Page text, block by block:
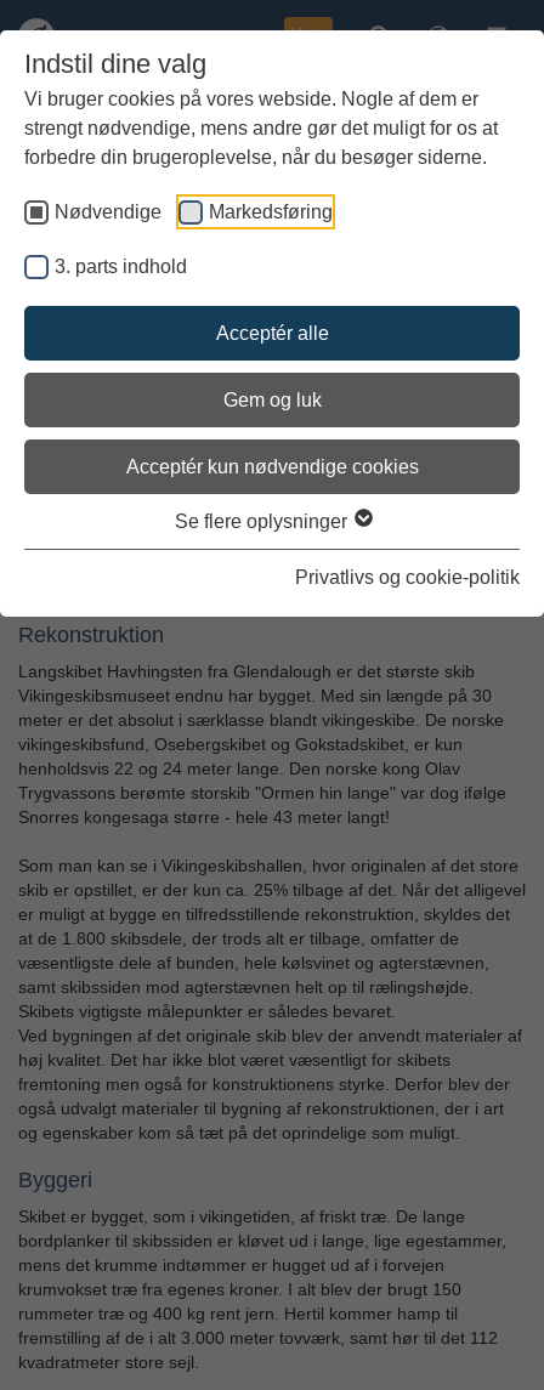
Indstil dine valg
Vi bruger cookies på vores webside. Nogle af dem er
strengt nødvendige, mens andre gør det muligt for os at
forbedre din brugeroplevelse, når du besøger siderne.
Nødvendige Markedsføring
3. parts indhold
Acceptér alle
Gem og luk
Acceptér kun nødvendige cookies
Se flere oplysninger
Privatlivs og cookie-politik
indhold
Køb
Havhingsten fra Glendalough
fra ca. 1042, genskabt som rekonstruktionen "Havhingsten".
Rekonstruktion
Langskibet Havhingsten fra Glendalough er det største skib
Vikingeskibsmuseet endnu har bygget. Med sin længde på 30
meter er det absolut i særklasse blandt vikingeskibe. De norske
vikingeskibsfund, Osebergskibet og Gokstadskibet, er kun
henholdsvis 22 og 24 meter lange. Den norske kong Olav
Trygvassons berømte storskib "Ormen hin lange" var dog ifølge
Snorres kongesaga større - hele 43 meter langt!
Som man kan se i Vikingeskibshallen, hvor originalen af det store
skib er opstillet, er der kun ca. 25% tilbage af det. Når det alligevel
er muligt at bygge en tilfredsstillende rekonstruktion, skyldes det
at de 1.800 skibsdele, der trods alt er tilbage, omfatter de
væsentligste dele af bunden, hele kølsvinet og agterstævnen,
samt skibssiden mod agterstævnen helt op til rælingshøjde.
Skibets vigtigste målepunkter er således bevaret.
Ved bygningen af det originale skib blev der anvendt materialer af
høj kvalitet. Det har ikke blot været væsentligt for skibets
fremtoning men også for konstruktionens styrke. Derfor blev der
også udvalgt materialer til bygning af rekonstruktionen, der i art
og egenskaber kom så tæt på det oprindelige som muligt.
Byggeri
Skibet er bygget, som i vikingetiden, af friskt træ. De lange
bordplanker til skibssiden er kløvet ud i lange, lige egestammer,
mens det krumme indtømmer er hugget ud af i forvejen
krumvokset træ fra egenes kroner. I alt blev der brugt 150
rummeter træ og 400 kg rent jern. Hertil kommer hamp til
fremstilling af de i alt 3.000 meter tovværk, samt hør til det 112
kvadratmeter store sejl.